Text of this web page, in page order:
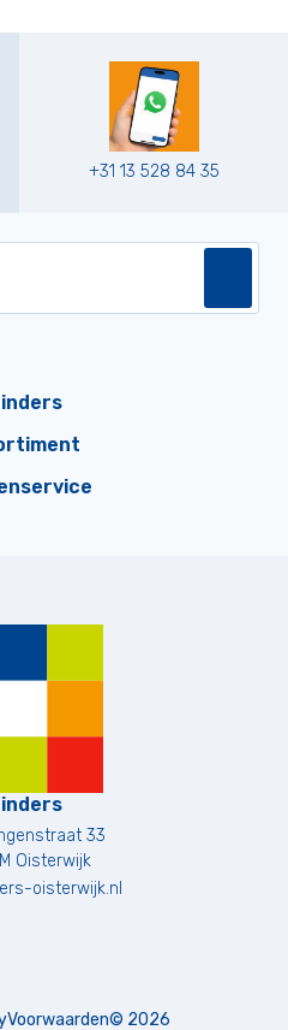
+31 13 528 84 35
33
Oisterwijk
oisterwijk.nl
Voorwaarden© 2026